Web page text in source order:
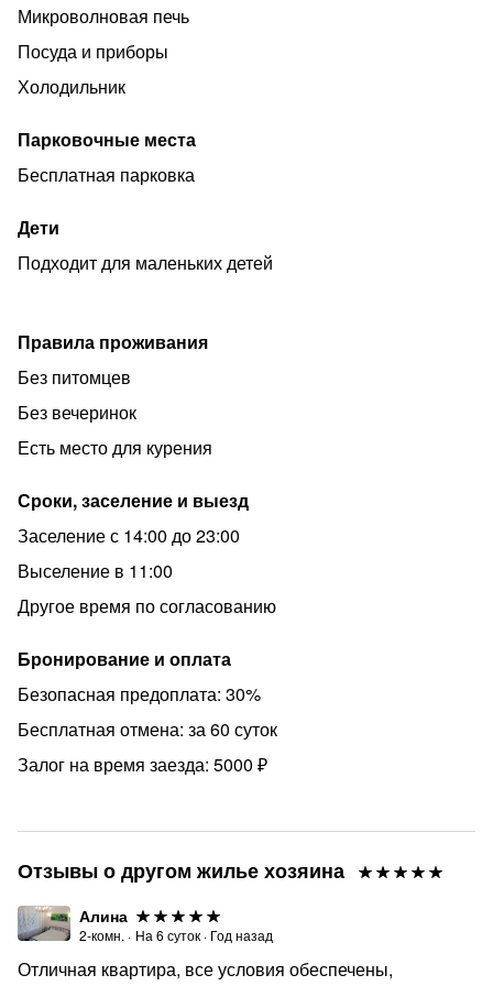
Для спокойного семейного отдыха не для вечеринок !!!
С животными не крупных пород возможно заселение
по предварительной договоренности.
Регистрация отъезда - до 11:00 часов.
Микроволновая печь
Посуда и приборы
Холодильник
Парковочные места
Бесплатная парковка
Дети
Подходит для маленьких детей
Правила проживания
Без питомцев
Без вечеринок
Есть место для курения
Сроки, заселение и выезд
Заселение с 14:00 до 23:00
Выселение в 11:00
Другое время по согласованию
Бронирование и оплата
Безопасная предоплата: 30%
Бесплатная отмена: за 60 суток
Залог на время заезда: 5000 ₽
Отзывы о другом жилье хозяина
Алина
2-комн. · На 6 суток · Год назад
Отличная квартира, все условия обеспечены,